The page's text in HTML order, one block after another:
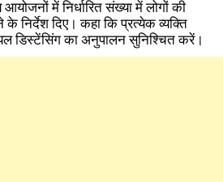
में निर्धारित संख्या में लोगों की
निर्देश दिए। कहा कि प्रत्येक व्यक्ति
डिस्टेंसिंग का अनुपालन सुनिश्चित करें।